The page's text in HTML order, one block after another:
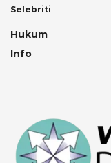
Selebriti
Hukum
Info